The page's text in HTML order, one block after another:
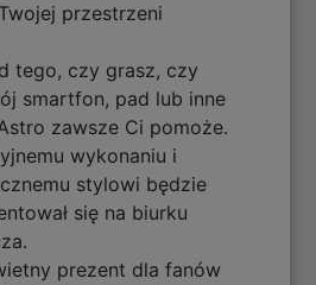
przestrzeni
tego, czy grasz, czy
smartfon, pad lub inne
zawsze Ci pomoże.
wykonaniu i
stylowi będzie
się na biurku
prezent dla fanów